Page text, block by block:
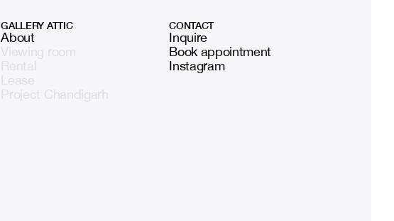
GALLERY ATTIC
About
Viewing room
Rental
Lease
Project Chandigarh
CONTACT
Inquire
Book appointment
Instagram